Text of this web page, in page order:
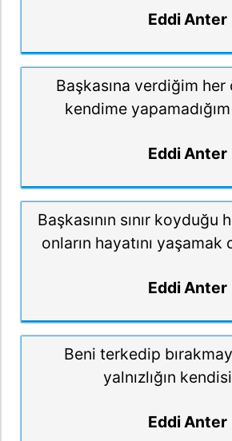
Eddi Anter
Başkasına verdiğim her
kendime
Eddi Anter
Başkasının sınır koyduğu
onların hayatını
Eddi Anter
Beni terkedip
yalnızlığın
Eddi Anter